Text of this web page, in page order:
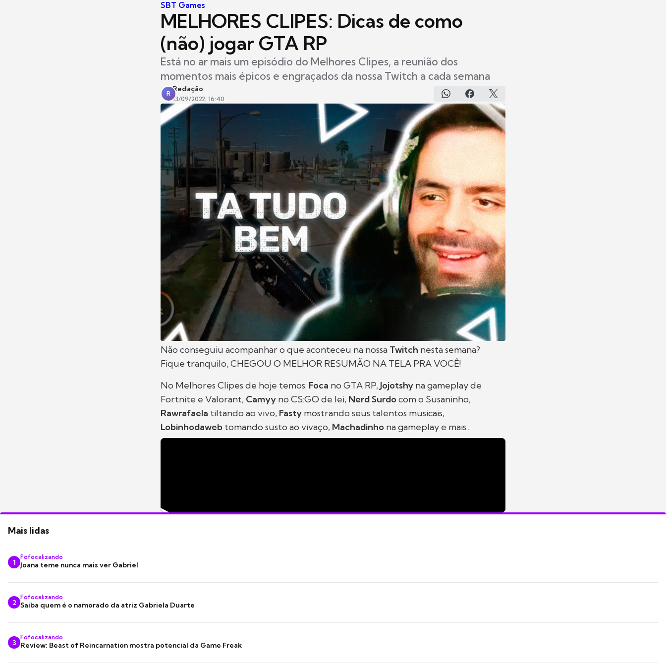
SBT Games
MELHORES CLIPES: Dicas de como
(não) jogar GTA RP
Está no ar mais um episódio do Melhores Clipes, a reunião dos
momentos mais épicos e engraçados da nossa Twitch a cada semana
R
Redação
13/09/2022, 16:40
Não conseguiu acompanhar o que aconteceu na nossa Twitch nesta semana?
Fique tranquilo, CHEGOU O MELHOR RESUMÃO NA TELA PRA VOCÊ!
No Melhores Clipes de hoje temos: Foca no GTA RP, Jojotshy na gameplay de
Fortnite e Valorant, Camyy no CS:GO de lei, Nerd Surdocom o Susaninho,
Rawrafaela tiltando ao vivo, Fasty mostrando seus talentos musicais,
Lobinhodaweb tomando susto ao vivaço, Machadinho na gameplay e mais...
Mais lidas
1
Fofocalizando
Joana teme nunca mais ver Gabriel
2
Fofocalizando
Saiba quem é o namorado da atriz Gabriela Duarte
3
Fofocalizando
Review: Beast of Reincarnation mostra potencial da Game Freak